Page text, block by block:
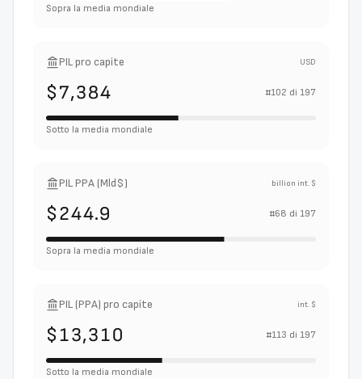
Sopra la media mondiale
PIL pro capite USD
$7,384 #102 di 197
Sotto la media mondiale
PIL PPA (Mld$) billion int. $
$244.9 #68 di 197
Sopra la media mondiale
PIL (PPA) pro capite int. $
$13,310 #113 di 197
Sotto la media mondiale